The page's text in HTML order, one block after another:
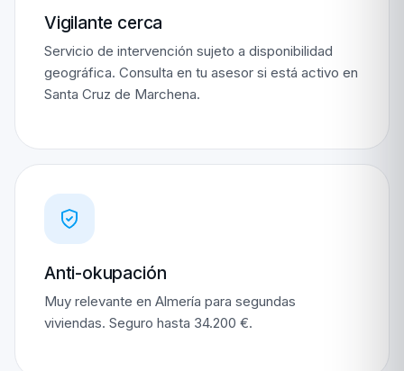
Vigilante cerca
Servicio de intervención sujeto a disponibilidad
geográfica. Consulta en tu asesor si está activo en
Santa Cruz de Marchena.
Anti-okupación
Muy relevante en Almería para segundas
viviendas. Seguro hasta 34.200 €.